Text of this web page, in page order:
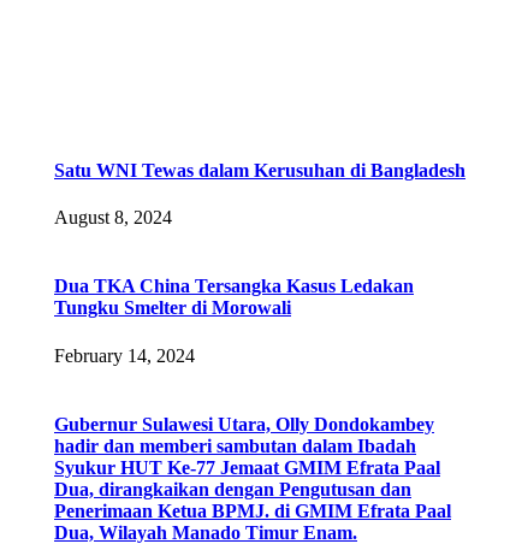
Satu WNI Tewas dalam Kerusuhan di Bangladesh
August 8, 2024
Dua TKA China Tersangka Kasus Ledakan
Tungku Smelter di Morowali
February 14, 2024
Gubernur Sulawesi Utara, Olly Dondokambey
hadir dan memberi sambutan dalam Ibadah
Syukur HUT Ke-77 Jemaat GMIM Efrata Paal
Dua, dirangkaikan dengan Pengutusan dan
Penerimaan Ketua BPMJ. di GMIM Efrata Paal
Dua, Wilayah Manado Timur Enam.